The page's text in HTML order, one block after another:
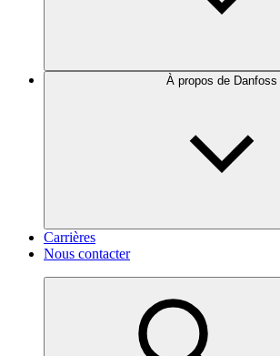
À propos de Danfoss
Carrières
Nous contacter